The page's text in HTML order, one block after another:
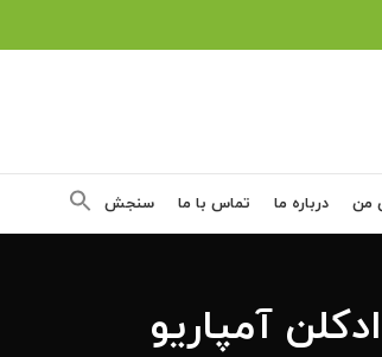
من درباره ما تماس با ما سنجش
ادکلن آمپاریو